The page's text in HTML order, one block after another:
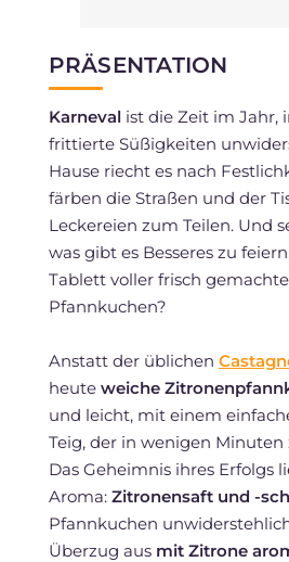
PRÄSENTATION
Karnevalist die Zeit im Jahr,
frittierte Süßigkeiten
Hause riecht es nach
färben die Straßen und der
Leckereien zum Teilen. Und
was gibt es Besseres zu
Tablett voller frisch
Pfannkuchen?
Anstatt der üblichen
heute weiche
und leicht, mit einem
Teig, der in wenigen
Das Geheimnis ihres Erfolgs
Aroma: Zitronensaft und -
Pfannkuchen
Überzug aus mit Zitrone